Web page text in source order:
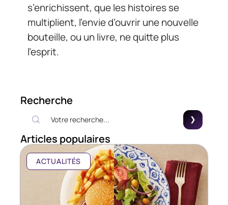
s’enrichissent, que les histoires se
multiplient, l’envie d’ouvrir une nouvelle
bouteille, ou un livre, ne quitte plus
l’esprit.
Recherche
Articles populaires
ACTUALITÉS